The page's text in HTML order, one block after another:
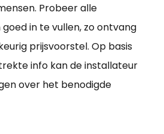
Probeer alle
in te vullen, zo ontvang
prijsvoorstel. Op basis
info kan de installateur
over het benodigde